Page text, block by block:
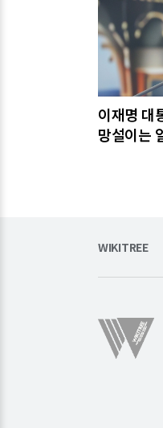
이재명 대
망설이는
WIKITREE